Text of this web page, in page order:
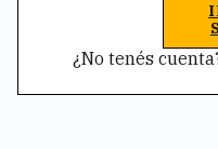
¿No tenés